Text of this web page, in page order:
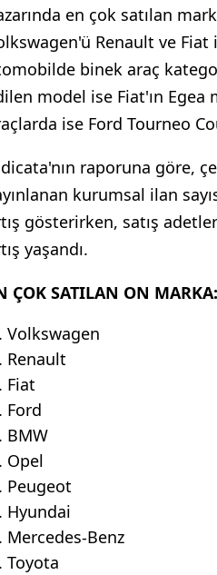
en çok satılan
Renault ve
binek araç
model ise Fiat'ın
ise Ford Tourneo
raporuna göre,
kurumsal ilan
gösterirken, satış
yaşandı.
ÇOK SATILAN ON MARKA:
Volkswagen
Renault
Fiat
Ford
BMW
Opel
Peugeot
Hyundai
Mercedes-Benz
Toyota